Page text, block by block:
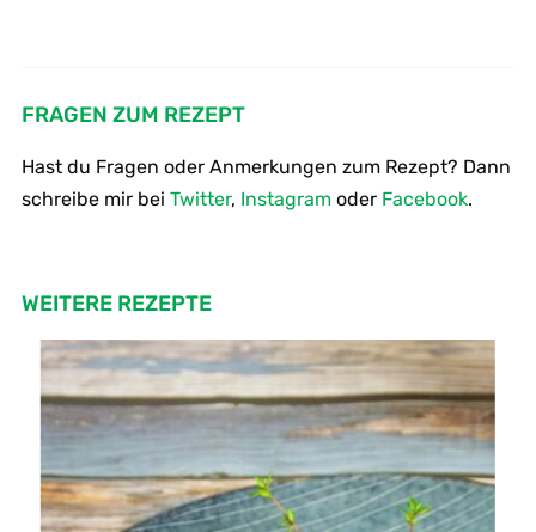
FRAGEN ZUM REZEPT
Hast du Fragen oder Anmerkungen zum Rezept? Dann
schreibe mir bei Twitter, Instagramoder Facebook.
WEITERE REZEPTE